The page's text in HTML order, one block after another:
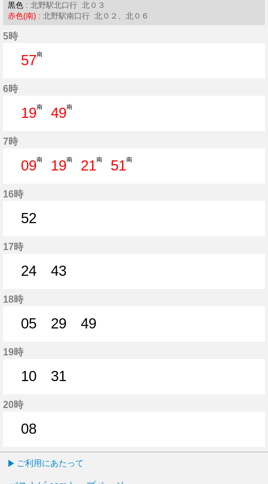
黒色 : 北野駅北口行 北０３
赤色(南) : 北野駅南口行 北０２、北０６
5時
57南
6時
19南
49南
7時
09南
19南
21南
51南
16時
52
17時
24
43
18時
05
29
49
19時
10
31
20時
08
ご利用にあたって